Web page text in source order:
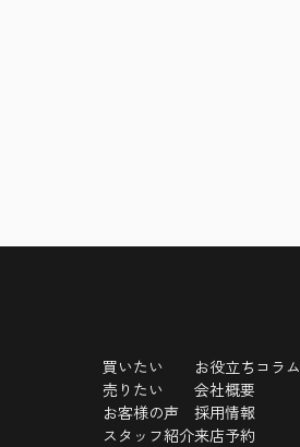
買いたい
売りたい
お客様の声
スタッフ紹介
お役立ちコラム
会社概要
採用情報
来店予約